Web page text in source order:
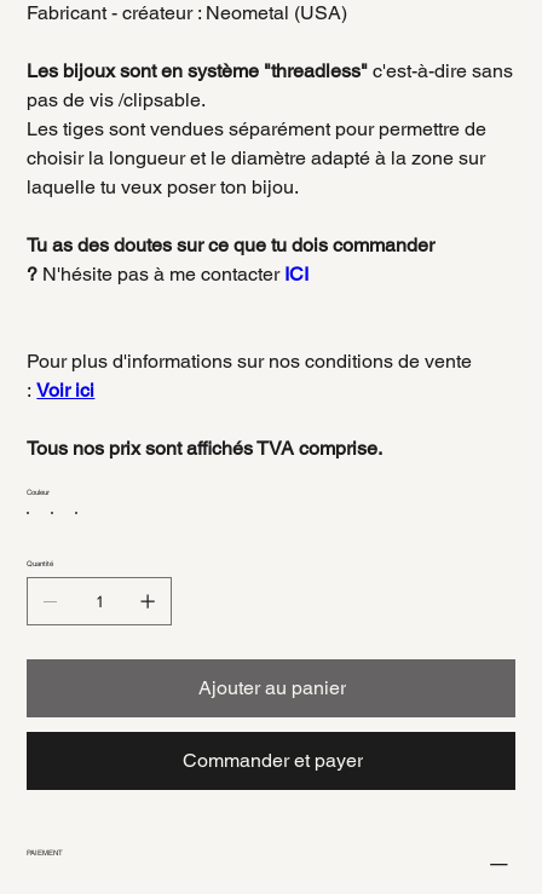
Fabricant - créateur : Neometal (USA)
Les bijoux sont en système "threadless" c'est-à-dire sans
pas de vis /clipsable.
Les tiges sont vendues séparément pour permettre de
choisir la longueur et le diamètre adapté à la zone sur
laquelle tu veux poser ton bijou.
Tu as des doutes sur ce que tu dois commander
? N'hésite pas à me contacter ICI
Pour plus d'informations sur nos conditions de vente
:Voir ici
Tous nos prix sont affichés TVA comprise.
Couleur
Quantité
Ajouter au panier
Commander et payer
PAIEMENT